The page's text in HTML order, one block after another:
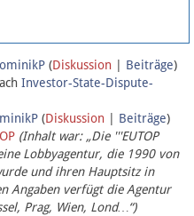
(Diskussion Beiträge)
Investor-State-Dispute-
(Diskussion Beiträge)
(Inhalt war: „Die '''EUTOP
Lobbyagentur, die 1990 von
und ihren Hauptsitz in
Angaben verfügt die Agentur
Prag, Wien, Lond…“)